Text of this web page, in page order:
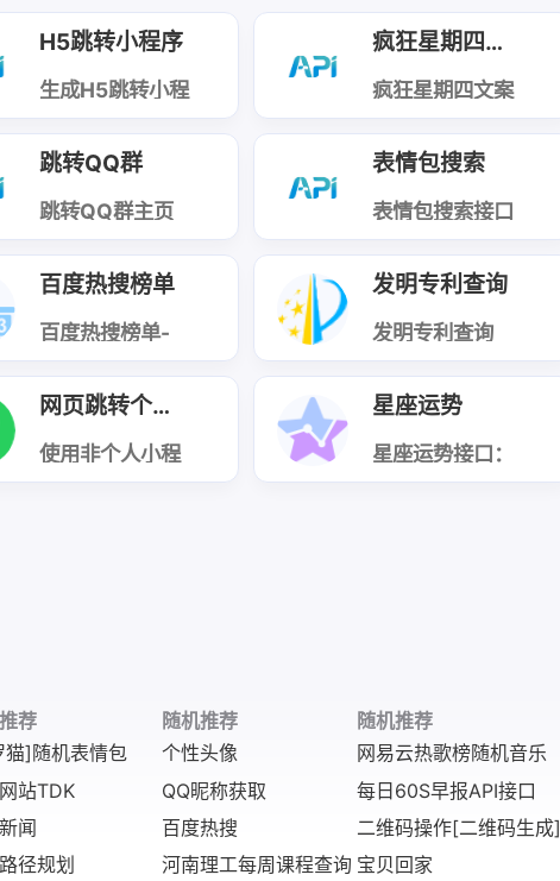
H5跳转小程序
生成H5跳转小程
疯狂星期四文案
疯狂星期四文案
跳转QQ群
跳转QQ群主页
表情包搜索
表情包搜索接口
百度热搜榜单
百度热搜榜单-
息：
https://xma-
api.apifox.cn/
发明专利查询
发明专利查询
网页跳转个人小程序
使用非个人小程
星座运势
星座运势接口：
荐
猫]随机表情包
站TDK
闻
径规划
随机推荐
个性头像
QQ昵称获取
百度热搜
河南理工每周课程查询
随机推荐
网易云热歌榜随机音乐
每日60S早报API接口
二维码操作[二维码生成]
宝贝回家